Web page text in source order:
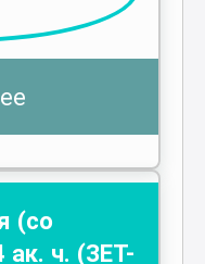
(со
ак. ч. (ЗЕТ-